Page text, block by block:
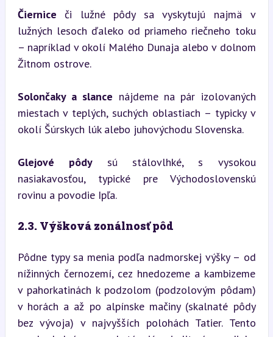
Čiernice či lužné pôdy sa vyskytujú najmä v
lužných lesoch ďaleko od priameho riečneho toku
– napríklad v okolí Malého Dunaja alebo v dolnom
Žitnom ostrove.
Solončaky a slance nájdeme na pár izolovaných
miestach v teplých, suchých oblastiach – typicky v
okolí Šúrskych lúk alebo juhovýchodu Slovenska.
Glejové pôdy sú stálovlhké, s vysokou
nasiakavosťou, typické pre Východoslovenskú
rovinu a povodie Ipľa.
2.3. Výšková zonálnosť pôd
Pôdne typy sa menia podľa nadmorskej výšky – od
nížinných černozemí, cez hnedozeme a kambizeme
v pahorkatinách k podzolom (podzolovým pôdam)
v horách a až po alpínske mačiny (skalnaté pôdy
bez vývoja) v najvyšších polohách Tatier. Tento